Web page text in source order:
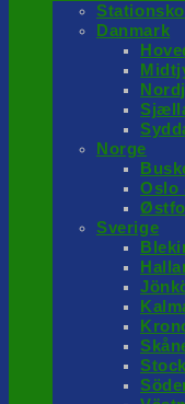
Danmark
Norge
Oslo
Sverige